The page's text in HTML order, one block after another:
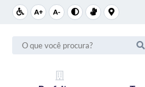
A+ A-